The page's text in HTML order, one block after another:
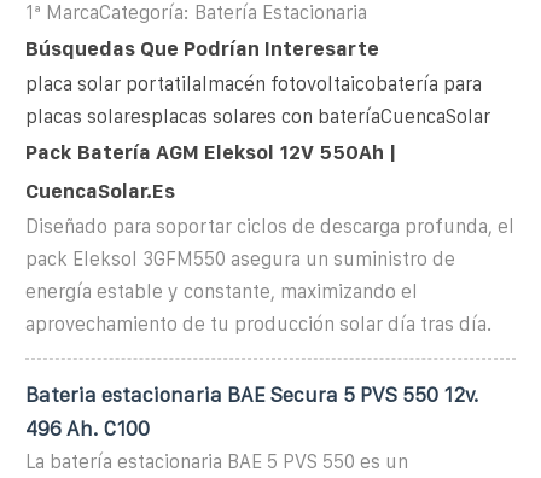
1ª MarcaCategoría: Batería Estacionaria
Búsquedas Que Podrían Interesarte
placa solar portatilalmacén fotovoltaicobatería para
placas solaresplacas solares con bateríaCuencaSolar
Pack Batería AGM Eleksol 12V 550Ah |
CuencaSolar.es
Diseñado para soportar ciclos de descarga profunda, el
pack Eleksol 3GFM550 asegura un suministro de
energía estable y constante, maximizando el
aprovechamiento de tu producción solar día tras día.
Bateria estacionaria BAE Secura 5 PVS 550 12v.
496 Ah. C100
La batería estacionaria BAE 5 PVS 550 es un